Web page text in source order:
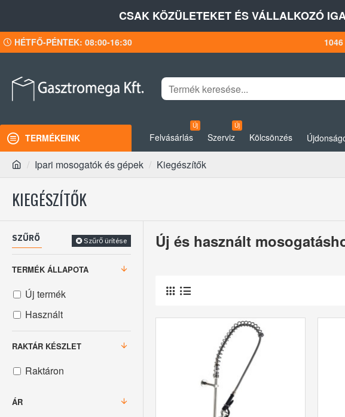
CSAK KÖZÜLETEKET ÉS VÁLLALKOZÓ
HÉTFŐ-PÉNTEK: 08:00-16:30
TERMÉKEINK Felvásárlás
Új
Szerviz
Új
Kölcsönzés
Ipari mosogatók és gépek Kiegészítők
KIEGÉSZÍTŐK
SZŰRŐ Szűrő ürítése
ÁR
TERMÉK ÁLLAPOTA
Új termék
Használt
RAKTÁR KÉSZLET
Raktáron
Új és használt